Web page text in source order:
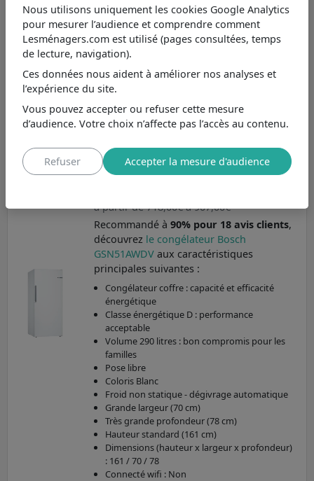
Comparer Liste d'envie
Electrodepot 369,97€
Bosch GSN51AWDV
à partir de 718,00€ à 907,00€
Recommandé à 90% pour 18 avis clients,
découvrez le congélateur Bosch
GSN51AWDV aux caractéristiques
principales suivantes :
Congélateur coffre : capacité et efficacité
énergétique
Classe énergétique D : performance
acceptable
Volume 290 litres : bon compromis pour les
familles
Pose libre
Coloris Blanc
Froid non statique - dégivrage automatique
Grande largeur (70 cm)
Très grande profondeur (78 cm)
Hauteur standard (161 cm)
Dimensions (hauteur x largeur x profondeur)
: 161 / 70 / 78
Connecté wifi : Non
Nous utilisons uniquement les cookies Google Analytics
pour mesurer l’audience et comprendre comment
Lesménagers.com est utilisé (pages consultées, temps
de lecture, navigation).
Ces données nous aident à améliorer nos analyses et
l’expérience du site.
Vous pouvez accepter ou refuser cette mesure
d’audience. Votre choix n’affecte pas l’accès au contenu.
Refuser Accepter la mesure d'audience